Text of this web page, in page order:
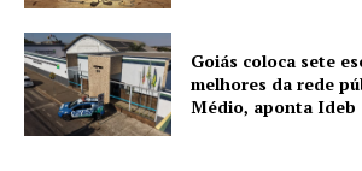
Goiás coloca sete
melhores da rede
Médio, aponta Ideb